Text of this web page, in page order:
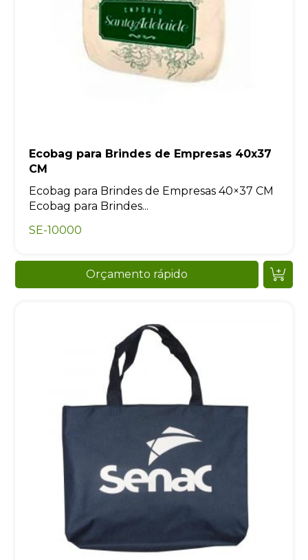
Ecobag para Brindes de Empresas 40x37
CM
Ecobag para Brindes de Empresas 40×37 CM
Ecobag para Brindes...
SE-10000
Orçamento rápido